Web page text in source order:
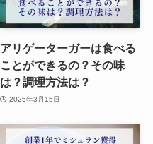
アリゲーターガーは食べる
ことができるの？その味
は？調理方法は？
2025年3月15日